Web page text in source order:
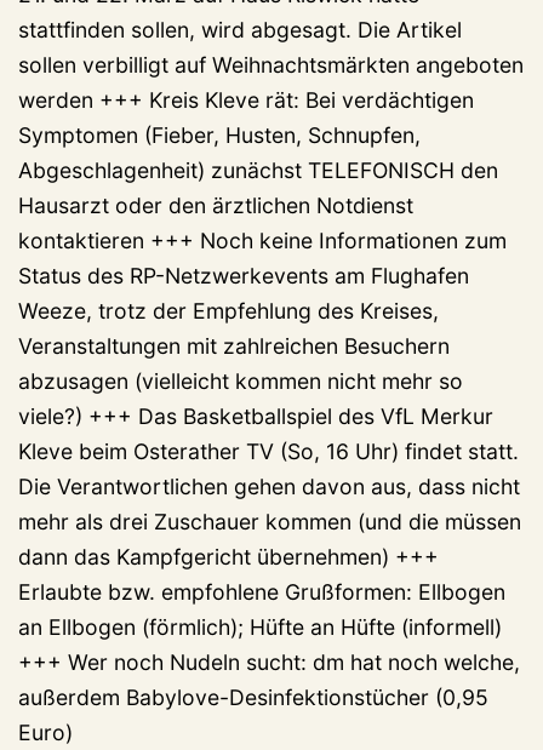
stattfinden sollen, wird abgesagt. Die Artikel
sollen verbilligt auf Weihnachtsmärkten angeboten
werden +++ Kreis Kleve rät: Bei verdächtigen
Symptomen (Fieber, Husten, Schnupfen,
Abgeschlagenheit) zunächst TELEFONISCH den
Hausarzt oder den ärztlichen Notdienst
kontaktieren +++ Noch keine Informationen zum
Status des RP-Netzwerkevents am Flughafen
Weeze, trotz der Empfehlung des Kreises,
Veranstaltungen mit zahlreichen Besuchern
abzusagen (vielleicht kommen nicht mehr so
viele?) +++ Das Basketballspiel des VfL Merkur
Kleve beim Osterather TV (So, 16 Uhr) findet statt.
Die Verantwortlichen gehen davon aus, dass nicht
mehr als drei Zuschauer kommen (und die müssen
dann das Kampfgericht übernehmen) +++
Erlaubte bzw. empfohlene Grußformen: Ellbogen
an Ellbogen (förmlich); Hüfte an Hüfte (informell)
+++ Wer noch Nudeln sucht: dm hat noch welche,
außerdem Babylove-Desinfektionstücher (0,95
Euro)